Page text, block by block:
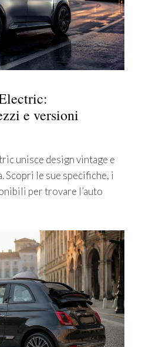
e versioni
unisce design vintage e
Scopri le sue specifiche, i
per trovare l’auto